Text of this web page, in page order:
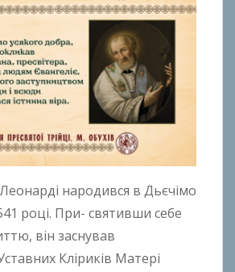
n
k
o
народився в Дьєчімо
році. При- святивши себе
він заснував
Кліриків Матері